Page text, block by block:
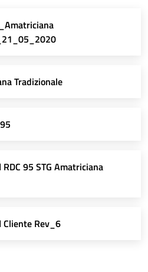
Tradizionale
95 STG Amatriciana
Cliente Rev_6